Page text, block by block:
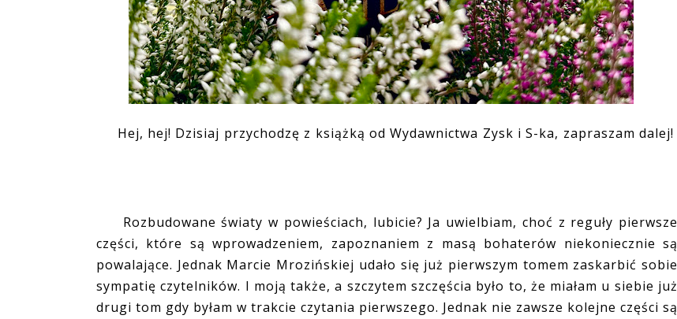
Hej, hej! Dzisiaj przychodzę z książką od Wydawnictwa Zysk i S-ka, zapraszam dalej!
Rozbudowane światy w powieściach, lubicie? Ja uwielbiam, choć z reguły pierwsze
części, które są wprowadzeniem, zapoznaniem z masą bohaterów niekoniecznie są
powalające. Jednak Marcie Mrozińskiej udało się już pierwszym tomem zaskarbić sobie
sympatię czytelników. I moją także, a szczytem szczęścia było to, że miałam u siebie już
drugi tom gdy byłam w trakcie czytania pierwszego. Jednak nie zawsze kolejne części są